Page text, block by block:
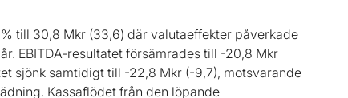
till 30,8 Mkr (33,6) där valutaeffekter påverkade
EBITDA-resultatet försämrades till -20,8 Mkr
sjönk samtidigt till -22,8 Mkr (-9,7), motsvarande
Kassaflödet från den löpande